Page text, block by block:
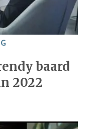
baard
2022